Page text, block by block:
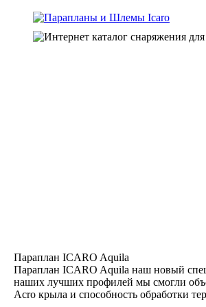
Параплан ICARO Aquila
Параплан ICARO Aquila наш новый
наших лучших профилей мы смогли
Acro крыла и способность обработки